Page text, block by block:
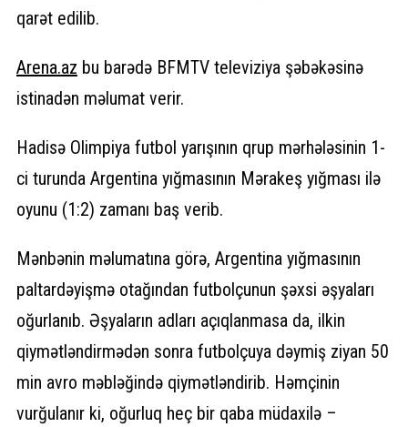
qarət edilib.
Arena.az bu barədə BFMTV televiziya şəbəkəsinə
istinadən məlumat verir.
Hadisə Olimpiya futbol yarışının qrup mərhələsinin 1-
ci turunda Argentina yığmasının Mərakeş yığması ilə
oyunu (1:2) zamanı baş verib.
Mənbənin məlumatına görə, Argentina yığmasının
paltardəyişmə otağından futbolçunun şəxsi əşyaları
oğurlanıb. Əşyaların adları açıqlanmasa da, ilkin
qiymətləndirmədən sonra futbolçuya dəymiş ziyan 50
min avro məbləğində qiymətləndirib. Həmçinin
vurğulanır ki, oğurluq heç bir qaba müdaxilə –